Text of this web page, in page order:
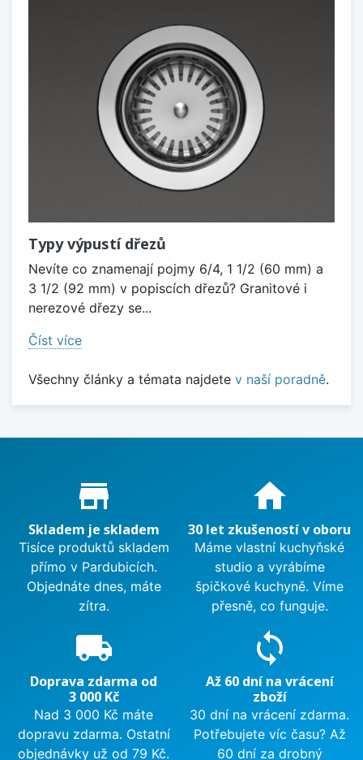
Typy výpustí dřezů
Nevíte co znamenají pojmy 6/4, 1 1/2 (60 mm) a
3 1/2 (92 mm) v popiscích dřezů? Granitové i
nerezové dřezy se...
Číst více
Všechny články a témata najdete v naší poradně.
Proč nakupovat u nás?
store_mall_directory
Skladem je skladem
Tisíce produktů skladem
přímo v Pardubicích.
Objednáte dnes, máte
zítra.
home
30 let zkušeností v oboru
Máme vlastní kuchyňské
studio a vyrábíme
špičkové kuchyně. Víme
přesně, co funguje.
local_shipping
Doprava zdarma od
3 000 Kč
Nad 3 000 Kč máte
dopravu zdarma. Ostatní
objednávky už od 79 Kč.
sync
Až 60 dní na vrácení
zboží
30 dní na vrácení zdarma.
Potřebujete víc času? Až
60 dní za drobný